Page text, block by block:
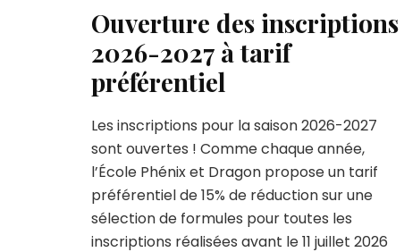
Ouverture des inscriptions
2026-2027 à tarif
préférentiel
Les inscriptions pour la saison 2026-2027
sont ouvertes ! Comme chaque année,
l’École Phénix et Dragon propose un tarif
préférentiel de 15% de réduction sur une
sélection de formules pour toutes les
inscriptions réalisées avant le 11 juillet 2026